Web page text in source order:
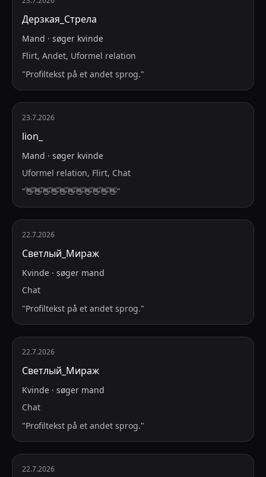
Дерзкая_Стрела
Mand · søger kvinde
Flirt, Andet, Uformel relation
"Profiltekst på et andet sprog."
23.7.2026
lion_
Mand · søger kvinde
Uformel relation, Flirt, Chat
"👋👋👋👋👋👋👋👋👋👋👋"
22.7.2026
Светлый_Мираж
Kvinde · søger mand
Chat
"Profiltekst på et andet sprog."
22.7.2026
Светлый_Мираж
Kvinde · søger mand
Chat
"Profiltekst på et andet sprog."
22.7.2026